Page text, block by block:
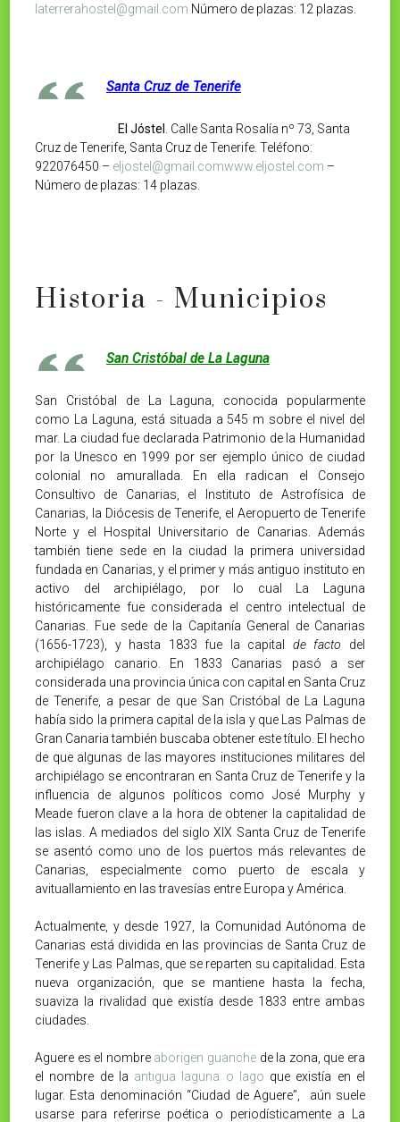
laterrerahostel@gmail.com Número de plazas: 12 plazas.
Santa Cruz de Tenerife
El Jóstel
. Calle Santa Rosalía nº 73, Santa
Cruz de Tenerife, Santa Cruz de Tenerife. Teléfono:
922076450 – eljostel@gmail.comwww.eljostel.com –
Número de plazas: 14 plazas.
Historia - Municipios
San Cristóbal de La Laguna
San Cristóbal de La Laguna, conocida popularmente
como La Laguna, está situada a 545 m sobre el nivel del
mar. La ciudad fue declarada Patrimonio de la Humanidad
por la Unesco en 1999 por ser ejemplo único de ciudad
colonial no amurallada. En ella radican el Consejo
Consultivo de Canarias, el Instituto de Astrofísica de
Canarias, la Diócesis de Tenerife, el Aeropuerto de Tenerife
Norte y el Hospital Universitario de Canarias. Además
también tiene sede en la ciudad la primera universidad
fundada en Canarias,​ y el primer y más antiguo instituto en
activo del archipiélago,​ por lo cual La Laguna
históricamente fue considerada el centro intelectual de
Canarias.​ Fue sede de la Capitanía General de Canarias
(1656-1723), y hasta 1833 fue la capital de facto del
archipiélago canario. En 1833 Canarias pasó a ser
considerada una provincia única con capital en Santa Cruz
de Tenerife, a pesar de que San Cristóbal de La Laguna
había sido la primera capital de la isla y que Las Palmas de
Gran Canaria también buscaba obtener este título. El hecho
de que algunas de las mayores instituciones militares del
archipiélago se encontraran en Santa Cruz de Tenerife y la
influencia de algunos políticos como José Murphy y
Meade fueron clave a la hora de obtener la capitalidad de
las islas. A mediados del siglo XIX Santa Cruz de Tenerife
se asentó como uno de los puertos más relevantes de
Canarias, especialmente como puerto de escala y
avituallamiento en las travesías entre Europa y América.
Actualmente, y desde 1927, la Comunidad Autónoma de
Canarias está dividida en las provincias de Santa Cruz de
Tenerife y Las Palmas, que se reparten su capitalidad. Esta
nueva organización, que se mantiene hasta la fecha,
suaviza la rivalidad que existía desde 1833 entre ambas
ciudades.
Aguere es el nombre aborigen guanche de la zona, que era
el nombre de la antigua laguna o lago que existía en el
lugar. Esta denominación “Ciudad de Aguere”, aún suele
usarse para referirse poética o periodísticamente a La